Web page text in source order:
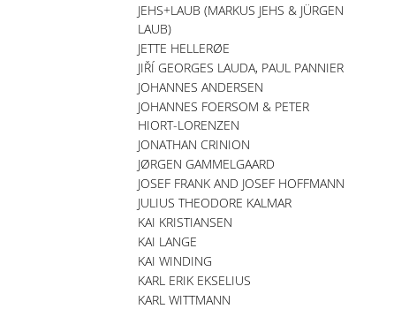
JEHS+LAUB (MARKUS JEHS & JÜRGEN
LAUB)
JETTE HELLERØE
JIŘÍ GEORGES LAUDA, PAUL PANNIER
JOHANNES ANDERSEN
JOHANNES FOERSOM & PETER
HIORT-LORENZEN
JONATHAN CRINION
JØRGEN GAMMELGAARD
JOSEF FRANK AND JOSEF HOFFMANN
JULIUS THEODORE KALMAR
KAI KRISTIANSEN
KAI LANGE
KAI WINDING
KARL ERIK EKSELIUS
KARL WITTMANN